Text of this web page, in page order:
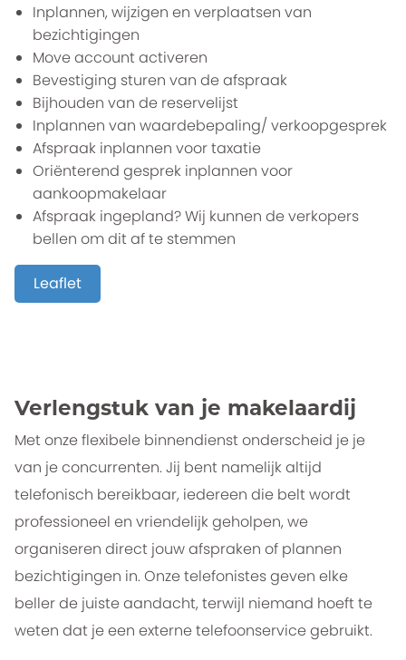
Inplannen, wijzigen en verplaatsen van
bezichtigingen
Move account activeren
Bevestiging sturen van de afspraak
Bijhouden van de reservelijst
Inplannen van waardebepaling/ verkoopgesprek
Afspraak inplannen voor taxatie
Oriënterend gesprek inplannen voor
aankoopmakelaar
Afspraak ingepland? Wij kunnen de verkopers
bellen om dit af te stemmen
Leaflet
Verlengstuk van je makelaardij
Met onze flexibele binnendienst onderscheid je je
van je concurrenten. Jij bent namelijk altijd
telefonisch bereikbaar, iedereen die belt wordt
professioneel en vriendelijk geholpen, we
organiseren direct jouw afspraken of plannen
bezichtigingen in. Onze telefonistes geven elke
beller de juiste aandacht, terwijl niemand hoeft te
weten dat je een externe telefoonservice gebruikt.